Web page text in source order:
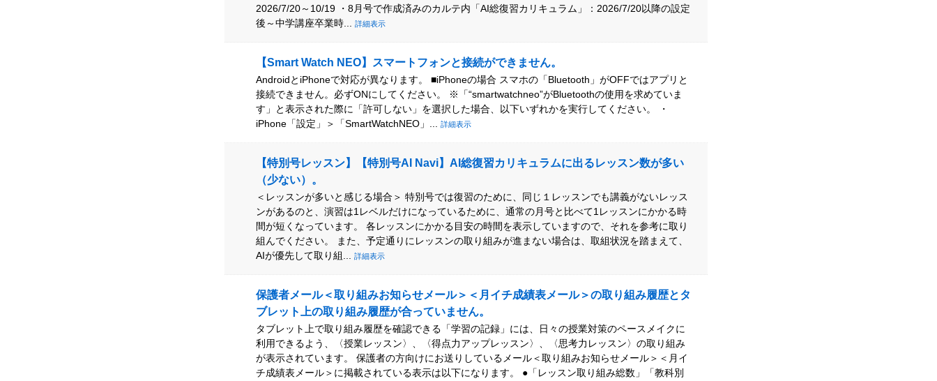
2026/7/20～10/19 ・8月号で作成済みのカルテ内「AI総復習カリキュラム」：2026/7/20以降の設定
後～中学講座卒業時...
詳細表示
【Smart Watch NEO】スマートフォンと接続ができません。
AndroidとiPhoneで対応が異なります。 ■iPhoneの場合 スマホの「Bluetooth」がOFFではアプリと
接続できません。必ずONにしてください。 ※「“smartwatchneo”がBluetoothの使用を求めていま
す」と表示された際に「許可しない」を選択した場合、以下いずれかを実行してください。 ・
iPhone「設定」＞「SmartWatchNEO」...
詳細表示
【特別号レッスン】【特別号AI Navi】AI総復習カリキュラムに出るレッスン数が多い
（少ない）。
＜レッスンが多いと感じる場合＞ 特別号では復習のために、同じ１レッスンでも講義がないレッス
ンがあるのと、演習は1レベルだけになっているために、通常の月号と比べて1レッスンにかかる時
間が短くなっています。 各レッスンにかかる目安の時間を表示していますので、それを参考に取り
組んでください。 また、予定通りにレッスンの取り組みが進まない場合は、取組状況を踏まえて、
AIが優先して取り組...
詳細表示
保護者メール＜取り組みお知らせメール＞＜月イチ成績表メール＞の取り組み履歴とタ
ブレット上の取り組み履歴が合っていません。
タブレット上で取り組み履歴を確認できる「学習の記録」には、日々の授業対策のペースメイクに
利用できるよう、〈授業レッスン〉、〈得点力アップレッスン〉、〈思考力レッスン〉の取り組み
が表示されています。 保護者の方向けにお送りしているメール＜取り組みお知らせメール＞＜月イ
チ成績表メール＞に掲載されている表示は以下になります。 ●「レッスン取り組み総数」「教科別